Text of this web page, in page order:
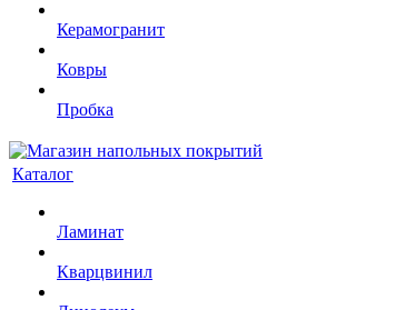
Керамогранит
Ковры
Пробка
Каталог
Ламинат
Кварцвинил